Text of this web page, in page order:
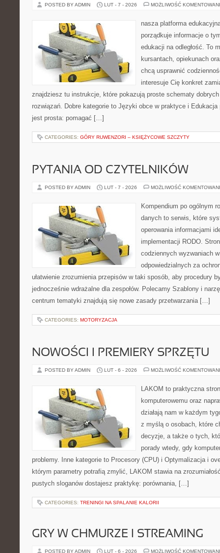
POSTED BY ADMIN LUT - 7 - 2026 MOŻLIWOŚĆ
nasza platforma
porządkuje informacje o
edukacji na odległość. To
kursantach, opiekunach
chcą usprawnić
interesuje Cię konkret
znajdziesz tu instrukcje, które pokazują proste schematy
rozwiązań. Dobre kategorie to Języki obce w praktyce i Edukacja
jest prosta: pomagać […]
CATEGORIES: GÓRY RUWENZORI – KSIĘŻYCOWE SZCZYTY
PYTANIA OD CZYTELNIKÓW
POSTED BY ADMIN LUT - 7 - 2026 MOŻLIWOŚĆ
Kompendium po ogólnym
danych to serwis, które
operowania informacjami
implementacji RODO.
codziennych wyzwaniach
odpowiedzialnych za
ułatwienie zrozumienia przepisów w taki sposób, aby procedury
jednocześnie wdrażalne dla zespołów. Polecamy Szablony i
centrum tematyki znajdują się nowe zasady przetwarzania […]
CATEGORIES: MOTORYZACJA
NOWOŚCI I PREMIERY SPRZĘTU
POSTED BY ADMIN LUT - 6 - 2026 MOŻLIWOŚĆ
LAKOM to praktyczna
komputerowemu oraz
działają nam w każdym
z myślą o osobach, które
decyzje, a także o tych,
porady wtedy, gdy
problemy. Inne kategorie to Procesory (CPU) i Optymalizacja i
którym parametry potrafią zmylić, LAKOM stawia na
pustych sloganów dostajesz praktykę: porównania, […]
CATEGORIES: TRENINGI NA SPALANIE KALORII
GRY W CHMURZE I STREAMING
POSTED BY ADMIN LUT - 6 - 2026 MOŻLIWOŚĆ